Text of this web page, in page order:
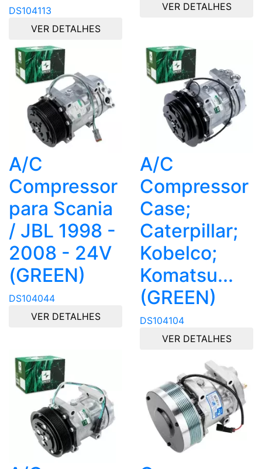
DS104113
VER DETALHES
VER DETALHES
A/C
Compressor
para Scania
/ JBL 1998 -
2008 - 24V
(GREEN)
DS104044
VER DETALHES
A/C
Compressor
Case;
Caterpillar;
Kobelco;
Komatsu...
(GREEN)
DS104104
VER DETALHES